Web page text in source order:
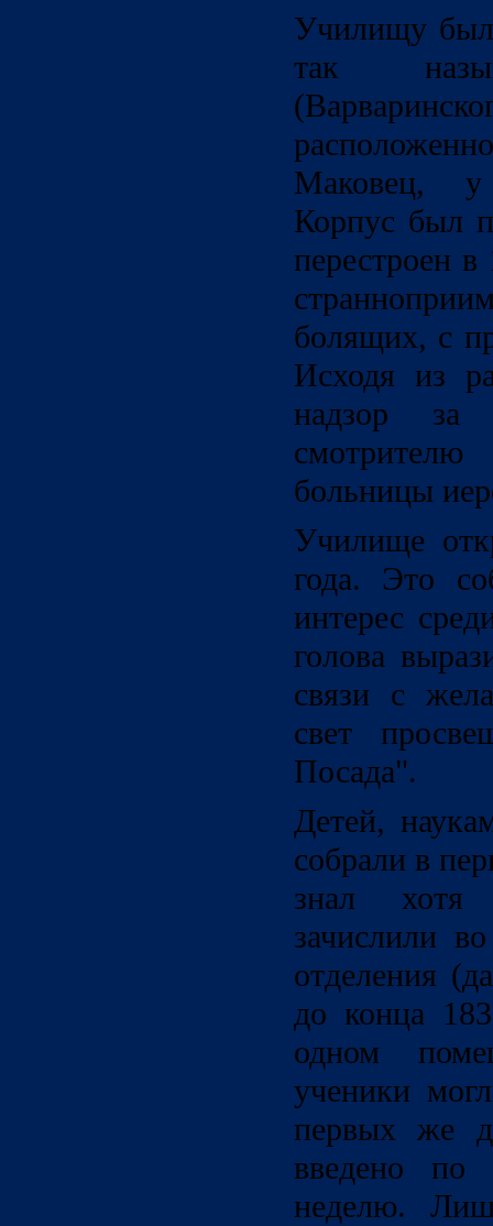
Училищу
так
Маковец,
Корпус был
перестроен
болящих, с
Исходя из
надзор
больницы
Училище
года. Это
интерес
голова
связи с
свет
Посада".
Детей,
собрали в
знал
зачислили
отделения
до конца
одном
ученики
первых же
введено по
неделю.